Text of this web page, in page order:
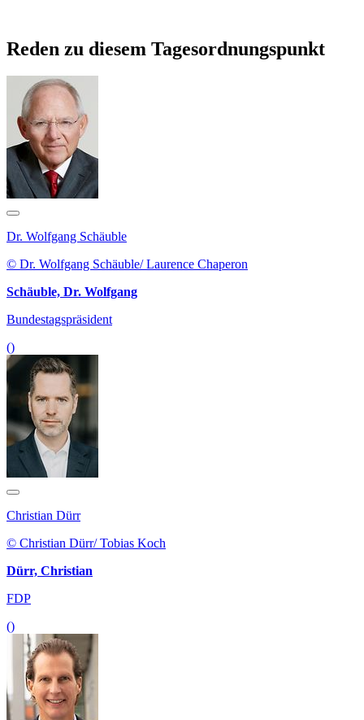
Reden zu diesem Tagesordnungspunkt
Dr. Wolfgang Schäuble
© Dr. Wolfgang Schäuble/ Laurence Chaperon
Schäuble, Dr. Wolfgang
Bundestagspräsident
()
Christian Dürr
© Christian Dürr/ Tobias Koch
Dürr, Christian
FDP
()